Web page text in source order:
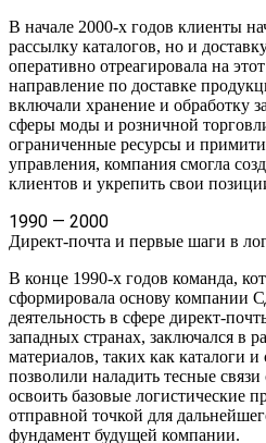
В начале 2000-х годов клиенты
рассылку каталогов, но и
оперативно отреагировала на
направление по доставке
включали хранение и обработку
сферы моды и розничной
ограниченные ресурсы и
управления, компания смогла
клиентов и укрепить свои
1990 — 2000
Директ-почта и первые шаги в
В конце 1990-х годов команда,
сформировала основу компании
деятельность в сфере директ-
западных странах, заключался в
материалов, таких как каталоги
позволили наладить тесные
освоить базовые логистические
отправной точкой для
фундамент будущей компании.